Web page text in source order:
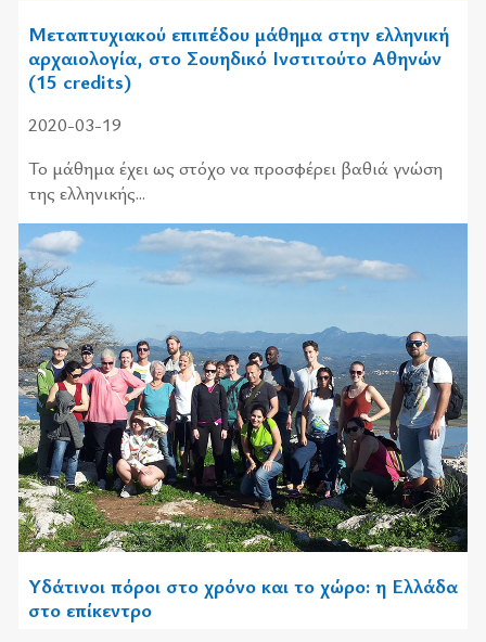
Μεταπτυχιακού επιπέδου μάθημα στην ελληνική
αρχαιολογία, στο Σουηδικό Ινστιτούτο Αθηνών
(15 credits)
2020-03-19
Το μάθημα έχει ως στόχο να προσφέρει βαθιά γνώση
της ελληνικής...
Υδάτινοι πόροι στο χρόνο και το χώρο: η Ελλάδα
στο επίκεντρο